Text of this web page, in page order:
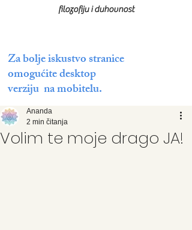
Za bolje iskustvo stranice
omogućite desktop
verziju na mobitelu.
filozofiju i duhovnost
Volim te moje drago JA!
Ananda
2 min čitanja